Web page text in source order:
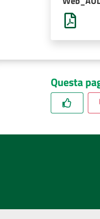
Questa